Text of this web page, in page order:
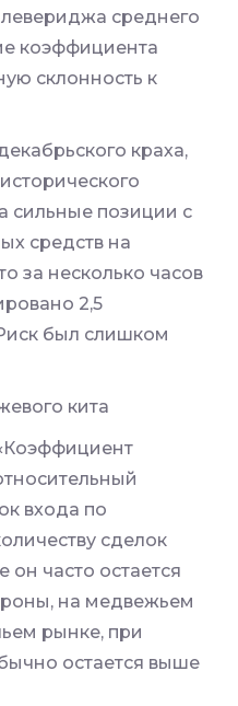
левериджа среднего
коэффициента
склонность к
краха,
сильные позиции с
средств на
за несколько часов
2,5
был слишком
кита
входа по
сделок
часто остается
на медвежьем
рынке, при
остается выше